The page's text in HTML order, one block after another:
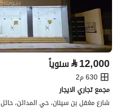
⃁12,000 سنوياً
630 م2
مجمع تجاري الايجار
شارع مغفل بن سينان، حي المدائن، حائل